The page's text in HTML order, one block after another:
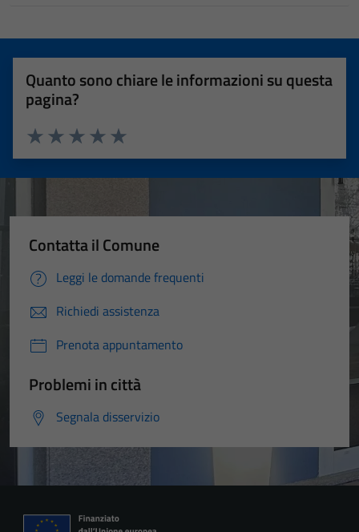
Quanto sono chiare le informazioni su questa
pagina?
Valuta 5 stelle su 5
Valuta 4 stelle su 5
Valuta 3 stelle su 5
Valuta 2 stelle su 5
Valuta 1 stelle su 5
Contatta il Comune
Leggi le domande frequenti
Richiedi assistenza
Prenota appuntamento
Problemi in città
Segnala disservizio